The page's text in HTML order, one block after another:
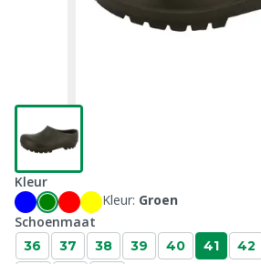
Kleur
Kleur: Groen
Schoenmaat
36 37 38 39 40 41 42